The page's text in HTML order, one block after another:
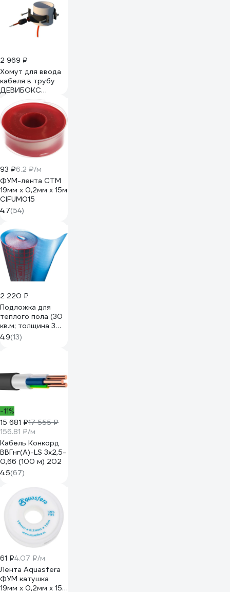
2 969 ₽
Хомут для ввода
кабеля в трубу
ДЕВИБОКС
93 ₽6.2 ₽/м
ФУМ-лента СТМ
19мм х 0,2мм х 15м
CIFUM015
4.7(54)
2 220 ₽
Подложка для
теплого пола (30
кв.м; толщина 3
мм)
Valtec VT.HS.FP.0312
4.9(13)
-11%
15 681 ₽17 555 ₽
156.81 ₽/м
Кабель Конкорд
ВВГнг(А)-LS 3х2,5-
0,66 (100 м) 202
4.5(67)
61 ₽4.07 ₽/м
Лента Aquasfera
ФУМ катушка
19мм х 0,2мм х 15м